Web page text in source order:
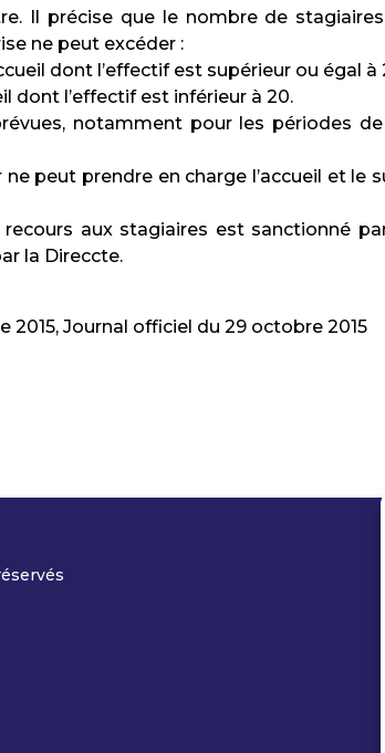
Il précise que le nombre de
ne peut excéder :
dont l’effectif est supérieur ou égal à
dont l’effectif est inférieur à 20.
notamment pour les périodes
peut prendre en charge l’accueil et le
aux stagiaires est sanctionné
la Direccte.
2015, Journal officiel du 29 octobre 2015